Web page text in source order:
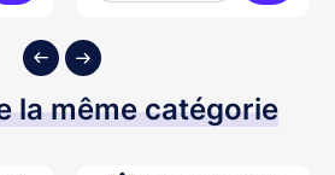
Ajouter au panier
la même catégorie